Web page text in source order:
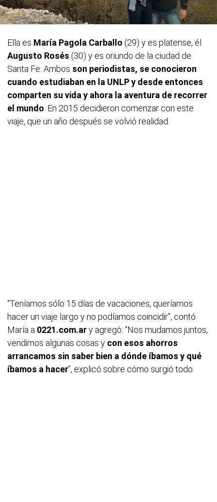
Ella es María Pagola Carballo (29) y es platense, él
Augusto Rosés (30) y es oriundo de la ciudad de
Santa Fe. Ambos son periodistas, se conocieron
cuando estudiaban en la UNLP y desde entonces
comparten su vida y ahora la aventura de recorrer
el mundo . En 2015 decidieron comenzar con este
viaje, que un año después se volvió realidad.
“Teníamos sólo 15 días de vacaciones, queríamos
hacer un viaje largo y no podíamos coincidir”, contó
María a 0221.com.ary agregó: “Nos mudamos juntos,
vendimos algunas cosas y con esos ahorros
arrancamos sin saber bien a dónde íbamos y qué
íbamos a hacer”, explicó sobre cómo surgió todo.